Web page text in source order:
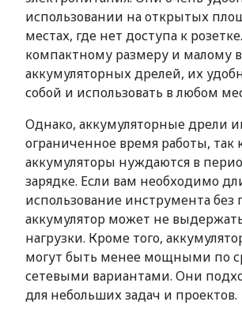
использовании на открытых
местах, где нет доступа к
компактному размеру и малому
аккумуляторных дрелей, их
собой и использовать в любом
Однако, аккумуляторные дрели
ограниченное время работы, так
аккумуляторы нуждаются в
зарядке. Если вам необходимо
использование инструмента без
аккумулятор может не
нагрузки. Кроме того,
могут быть менее мощными по
сетевыми вариантами. Они
для небольших задач и проектов.